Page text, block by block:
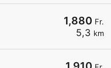
1,880 Fr.
5,3 km